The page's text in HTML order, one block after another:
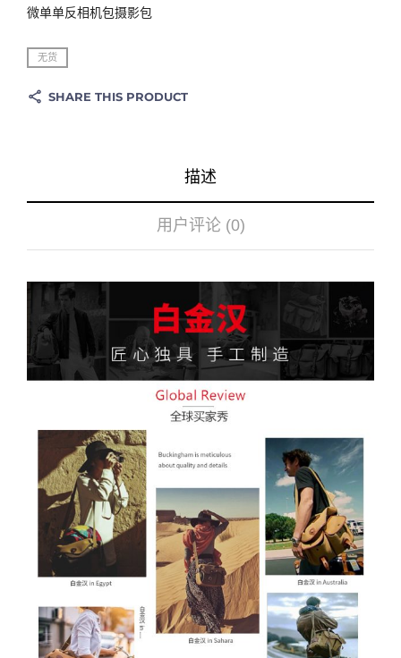
微单单反相机包摄影包
无货
SHARE THIS PRODUCT
描述
用户评论 (0)